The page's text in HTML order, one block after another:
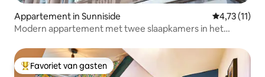
Appartement in Sunniside Gemiddelde
4,73 (11)
Modern appartement met twee slaapkamers in het
Topfavoriet van gasten
Favoriet van gasten